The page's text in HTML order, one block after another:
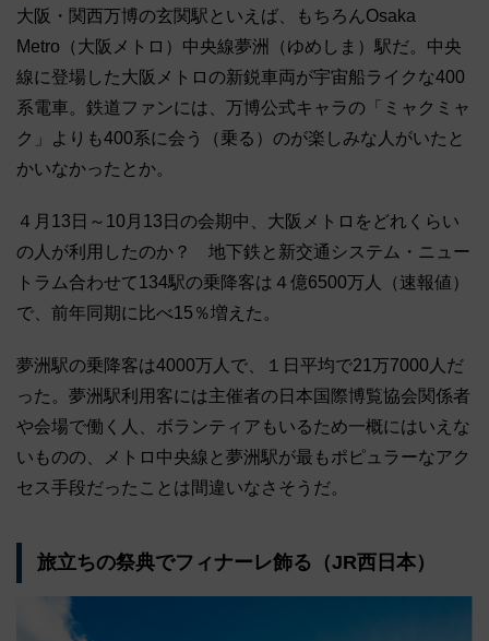
大阪・関西万博の玄関駅といえば、もちろんOsaka
Metro（大阪メトロ）中央線夢洲（ゆめしま）駅だ。中央
線に登場した大阪メトロの新鋭車両が宇宙船ライクな400
系電車。鉄道ファンには、万博公式キャラの「ミャクミャ
ク」よりも400系に会う（乗る）のが楽しみな人がいたと
かいなかったとか。
４月13日～10月13日の会期中、大阪メトロをどれくらい
の人が利用したのか？ 地下鉄と新交通システム・ニュー
トラム合わせて134駅の乗降客は４億6500万人（速報値）
で、前年同期に比べ15％増えた。
夢洲駅の乗降客は4000万人で、１日平均で21万7000人だ
った。夢洲駅利用客には主催者の日本国際博覧協会関係者
や会場で働く人、ボランティアもいるため一概にはいえな
いものの、メトロ中央線と夢洲駅が最もポピュラーなアク
セス手段だったことは間違いなさそうだ。
旅立ちの祭典でフィナーレ飾る（JR西日本）